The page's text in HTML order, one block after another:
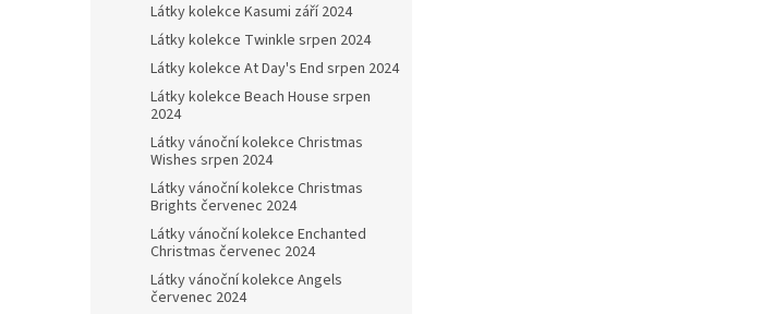
Látky kolekce Kasumi září 2024
Látky kolekce Twinkle srpen 2024
Látky kolekce At Day's End srpen 2024
Látky kolekce Beach House srpen
2024
Látky vánoční kolekce Christmas
Wishes srpen 2024
Látky vánoční kolekce Christmas
Brights červenec 2024
Látky vánoční kolekce Enchanted
Christmas červenec 2024
Látky vánoční kolekce Angels
červenec 2024